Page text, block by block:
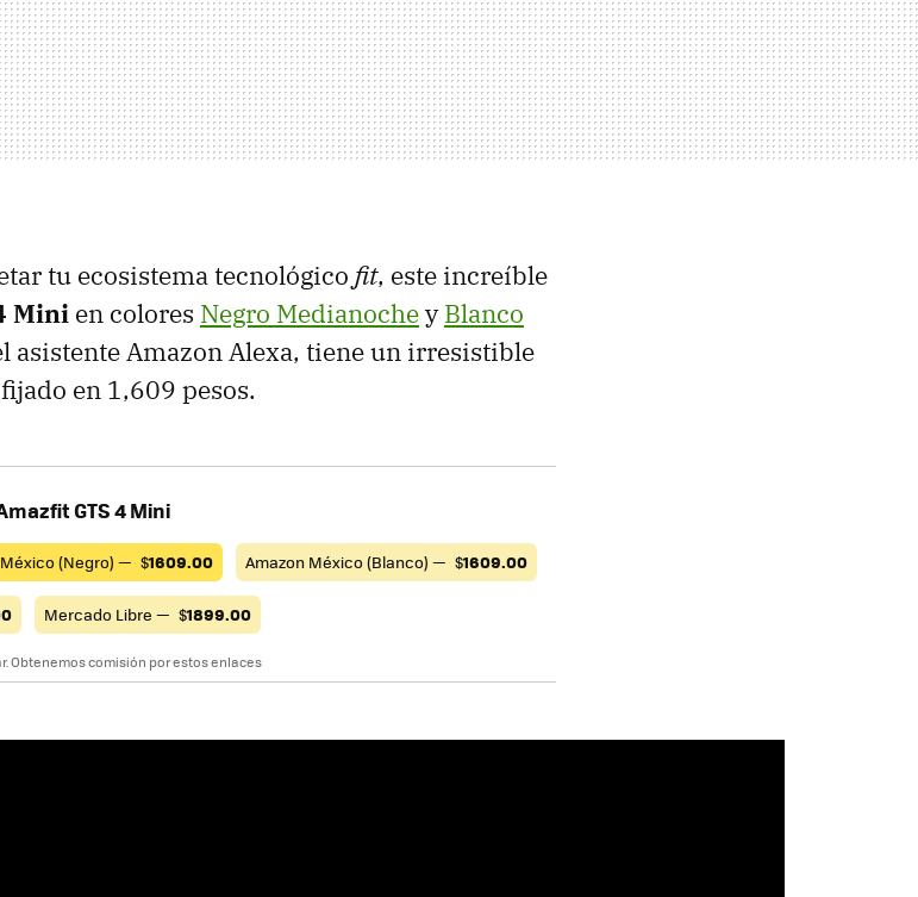
tu ecosistema tecnológico fit, este increíble
Mini en colores Negro MedianocheyBlanco
asistente Amazon Alexa, tiene un irresistible
en 1,609 pesos.
GTS 4 Mini
(Negro) — $1609.00 Amazon México (Blanco) — $1609.00
Mercado Libre — $1899.00
Obtenemos comisión por estos enlaces